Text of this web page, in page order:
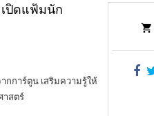
ปิดแฟ้มนัก
กการ์ตูน เสริมความรู้ให้
าสตร์